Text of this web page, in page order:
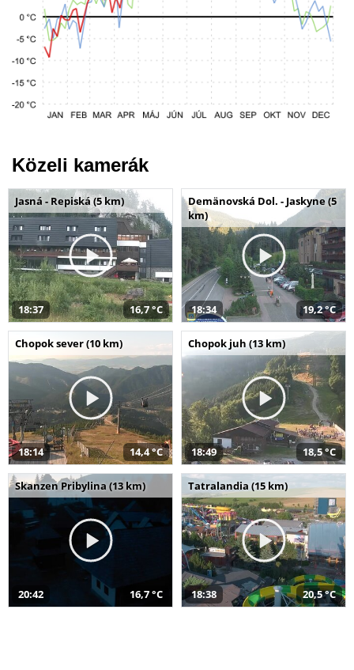
Közeli kamerák
Jasná - Repiská (5 km)
18:37 16,7 °C
Demänovská Dol. - Jaskyne (5
km)
18:34 19,2 °C
Chopok sever (10 km)
18:14 14,4 °C
Chopok juh (13 km)
18:49 18,5 °C
Skanzen Pribylina (13 km)
20:42 16,7 °C
Tatralandia (15 km)
18:38 20,5 °C